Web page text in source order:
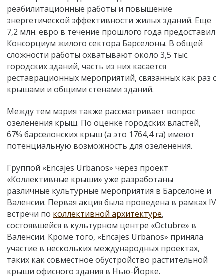
реабилитационные работы и повышение
энергетической эффективности жилых зданий. Еще
7,2 млн. евро в течение прошлого года предоставил
Консорциум жилого сектора Барселоны. В общей
сложности работы охватывают около 3,5 тыс.
городских зданий, часть из них касается
реставрационных мероприятий, связанных как раз с
крышами и общими стенами зданий.
Между тем мэрия также рассматривает вопрос
озеленения крыш. По оценке городских властей,
67% барселонских крыш (а это 1764,4 га) имеют
потенциальную возможность для озеленения.
Группой «Encajes Urbanos» через проект
«Коллективные крыши» уже разработаны
различные культурные мероприятия в Барселоне и
Валенсии. Первая акция была проведена в рамках IV
встречи по коллективной архитектуре,
состоявшейся в культурном центре «Octubre» в
Валенсии. Кроме того, «Encajes Urbanos» приняла
участие в нескольких международных проектах,
таких как совместное обустройство растительной
крыши офисного здания в Нью-Йорке.